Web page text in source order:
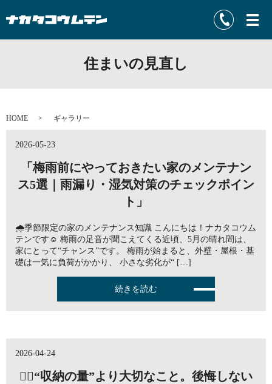
住まいの見直し
HOME ギャラリー
2026-05-23
「梅雨前にやっておきたい家のメンテナン
ス5選｜雨漏り・湿気対策のチェックポイン
ト」
🌧️季節限定の家のメンテナンス知識 こんにちは！ナカタコウム
テンです☺️ 梅雨の足音が聞こえてくる近頃、5月の晴れ間は、
家にとって“チャンス”です。 梅雨が始まると、外壁・屋根・基
礎は一気に負荷がかかり、 小さな劣化が“ […]
続きを読む
2026-04-24
🤷‍♀️“収納の量”より大切なこと。後悔しない